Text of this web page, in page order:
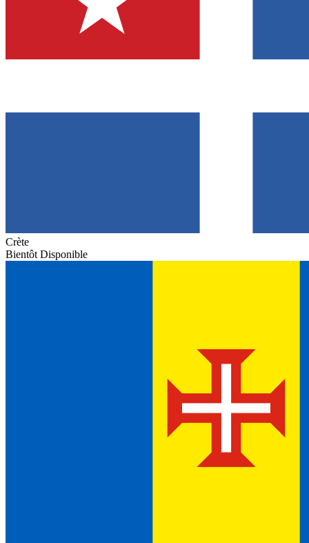
Crète
Bientôt Disponible